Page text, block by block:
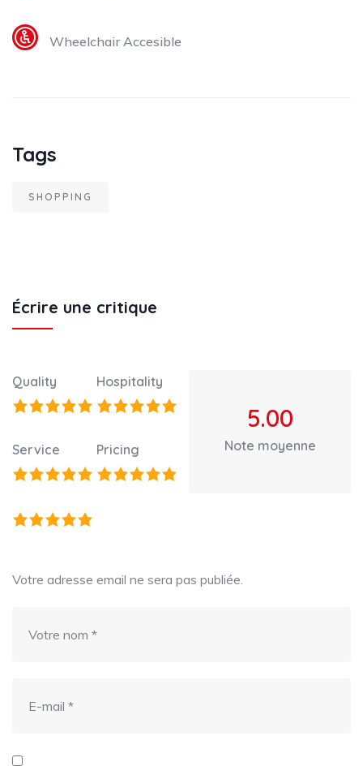
Wheelchair Accesible
Tags
SHOPPING
Écrire une critique
Quality Hospitality
Service Pricing
5.00
Note moyenne
Votre adresse email ne sera pas publiée.